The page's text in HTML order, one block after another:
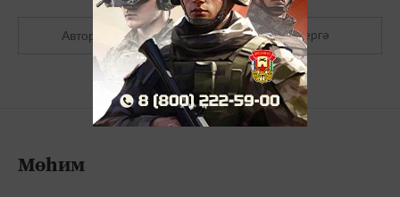
Авторлашырга Теркәлергә
Мөһим